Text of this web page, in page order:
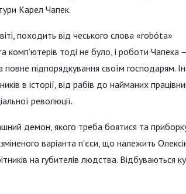
Карел Чапек.
походить від чеського слова «robóta»
комп’ютерів тоді не було, і роботи Чапека
повне підпорядкування своїм господарям.
в історії, від рабів до найманих
революції.
демон, якого треба боятися та
варіанта п'єси, що належить
на губителів людства. Відбуваються